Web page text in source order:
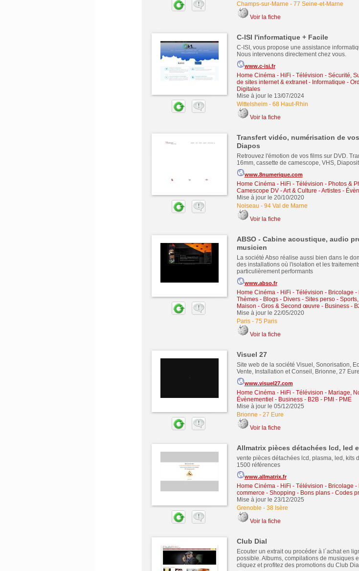
Champs-sur-Marne - 77 Seine-et-Marne
Voir la fiche
C-ISI l'informatique + Facile
C-ISI, vous propose une assistance
Nous intervenons directement chez vous.
www.c-isi.fr
Home Cinéma - HiFi - Télévision - Sécurité,
de sites internet & extranet- Informatique -
Digitales
Mise à jour le 13/07/2024
Wittelsheim- 68 Haut-Rhin
Voir la fiche
Transfert vidéo, numérisation de
Diapos
Retrouvez l'émotion de vos films sur DVD.
16mm, cassette de camescope, VHS,
www.8numerique.com
Home Cinéma - HiFi - Télévision - Photos &
Camescope DV-Art & Culture - Artistes -
Mise à jour le 20/10/2020
Noiseau - 94 Val de Marne
Voir la fiche
ABSO - Cabine acoustique, audio
musicien
La société Abso réalise aussi bien dans le
des installations où l'isolation et les
particulièrement performants
www.abso.fr
Home Cinéma - HiFi - Télévision - Bricolage
Thèmes - Blogs - Divers - Sites perso-
Maison - Gros & Second œuvre - Business -
Mise à jour le 22/05/2020
Paris- 75 Paris
Voir la fiche
Visuel 27
Site web de la société Visuel, Sonorisation,
Vente, Installation et Conseil, Brionne, 27
www.visuel27.com
Home Cinéma - HiFi - Télévision - Mariage,
Évènementiel - Business - B2B - PMI - PME
Mise à jour le 05/12/2025
Brionne - 27 Eure
Voir la fiche
Allmatrix pièces détachées lcd, led
vente pièces détachées lcd, plasma, led, kits
1500 références
www.allmatrix.fr
Home Cinéma - HiFi - Télévision - Bricolage
commerce - Shopping - Bons plans - Codes
Mise à jour le 23/12/2025
Grenoble - 38 Isère
Voir la fiche
Club Dial
Ecouter un extrait ou procéder à l´achat en
possible. Albums, compilations de musiques
cliquez et profitez des promotions du Club